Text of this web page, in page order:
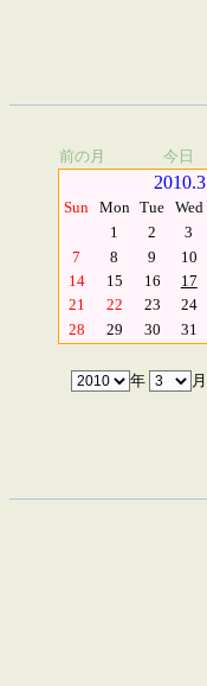
前の月 今日
2010.3
Sun Mon Tue Wed
1
2 3
7
8 9 10
14
15 16 17
21
22 23 24
28
29 30 31
年 月